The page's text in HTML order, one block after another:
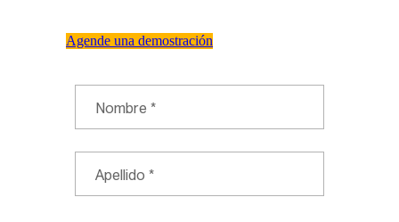
Agende una demostración